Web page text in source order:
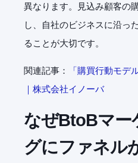
異なります。見込み顧客の
し、自社のビジネスに沿っ
ることが大切です。
関連記事：
「購買行動モデ
｜株式会社イノーバ
なぜBtoBマー
グにファネル